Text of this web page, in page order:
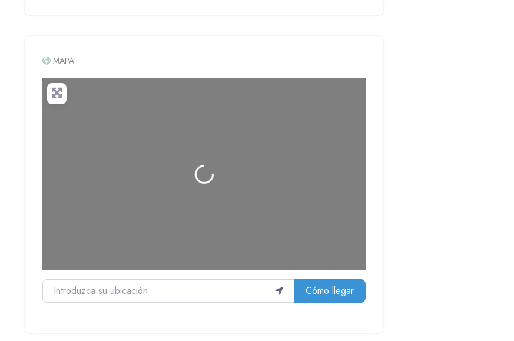
MAPA
Cargando...
Introduzca su ubicación Cómo llegar